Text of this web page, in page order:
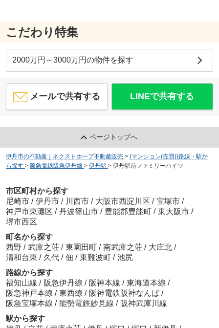
こだわり特集
2000万円～3000万円の物件を探す
メールで共有する LINEで共有する
ページトップへ
伊丹市の不動産｜ネクストホープ不動産販売 > (マンション(売買))路線・駅か
ら探す > 阪急電鉄阪急伊丹線 > 伊丹駅 > 伊丹駅前ファミリーハイツ
市区町村から探す
尼崎市 / 伊丹市 / 川西市 / 大阪市西淀川区 / 宝塚市 /
神戸市東灘区 / 丹波篠山市 / 豊能郡豊能町 / 東大阪市 /
堺市西区
町名から探す
西野 / 武庫之荘 / 東園田町 / 南武庫之荘 / 大庄北 /
清和台東 / 久代 / 佃 / 東難波町 / 池尻
路線から探す
福知山線 / 阪急伊丹線 / 阪神本線 / 東海道本線 /
阪急神戸本線 / 東西線 / 阪神電鉄阪神なんば /
阪急宝塚本線 / 能勢電鉄妙見線 / 阪神武庫川線
駅から探す